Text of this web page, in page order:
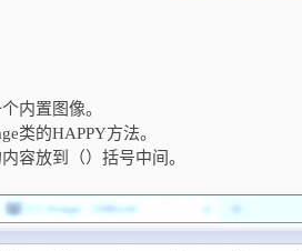
内置图像。
类的HAPPY方法。
容放到（）括号中间。